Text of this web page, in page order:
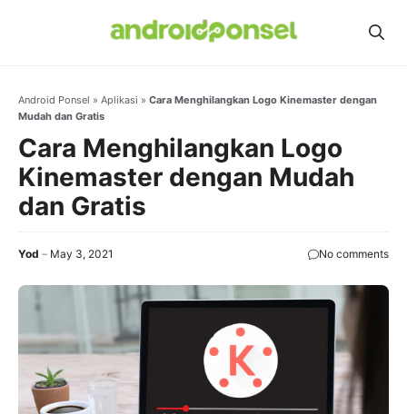
Android Ponsel » Aplikasi » Cara Menghilangkan Logo Kinemaster dengan
Mudah dan Gratis
Cara Menghilangkan Logo
Kinemaster dengan Mudah
dan Gratis
Yod May 3, 2021 No comments